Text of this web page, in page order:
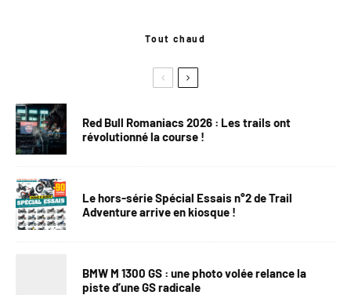
Tout chaud
Red Bull Romaniacs 2026 : Les trails ont
révolutionné la course !
Le hors-série Spécial Essais n°2 de Trail
Adventure arrive en kiosque !
BMW M 1300 GS : une photo volée relance la
piste d’une GS radicale